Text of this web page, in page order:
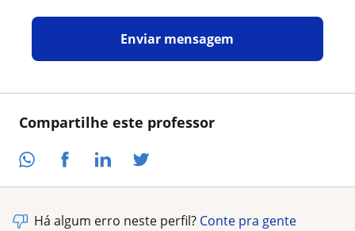
Compartilhe este professor
Enviar mensagem
Há algum erro neste perfil? Conte pra gente